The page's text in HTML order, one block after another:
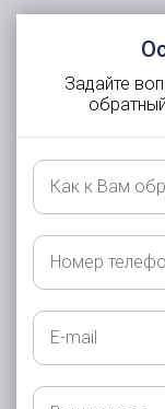
Задайте
Как
Вам
обращаться?
Номер
телефона
E-
mail
Ваш